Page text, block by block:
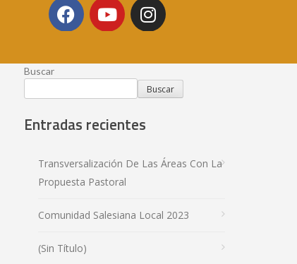
Buscar
Buscar
Entradas recientes
Transversalización De Las Áreas Con La
Propuesta Pastoral
Comunidad Salesiana Local 2023
(sin Título)